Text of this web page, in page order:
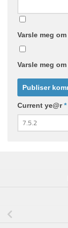
Varsle meg
Varsle meg
Current ye@r*